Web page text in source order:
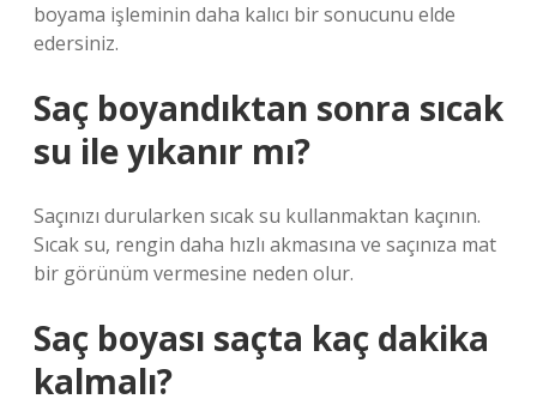
boyama işleminin daha kalıcı bir sonucunu elde
edersiniz.
Saç boyandıktan sonra sıcak
su ile yıkanır mı?
Saçınızı durularken sıcak su kullanmaktan kaçının.
Sıcak su, rengin daha hızlı akmasına ve saçınıza mat
bir görünüm vermesine neden olur.
Saç boyası saçta kaç dakika
kalmalı?